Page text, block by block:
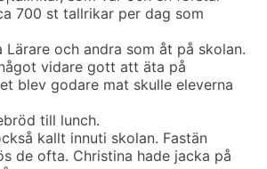
700 st tallrikar per dag som
och andra som åt på skolan.
vidare gott att äta på
blev godare mat skulle eleverna
till lunch.
kallt innuti skolan. Fastän
de ofta. Christina hade jacka på